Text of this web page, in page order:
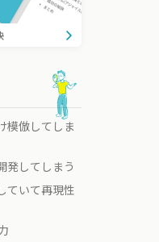
模倣してしま
発してしまう
ていて再現性